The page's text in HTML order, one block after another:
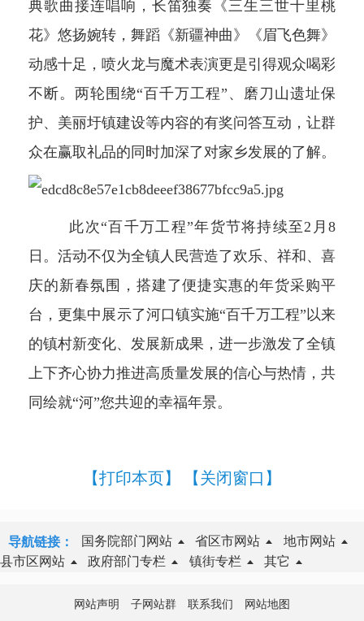
典歌曲接连唱响，长笛独奏《三生三世十里桃
花》悠扬婉转，舞蹈《新疆神曲》《眉飞色舞》
动感十足，喷火龙与魔术表演更是引得观众喝彩
不断。两轮围绕“百千万工程”、磨刀山遗址保
护、美丽圩镇建设等内容的有奖问答互动，让群
众在赢取礼品的同时加深了对家乡发展的了解。
此次“百千万工程”年货节将持续至2月8
日。活动不仅为全镇人民营造了欢乐、祥和、喜
庆的新春氛围，搭建了便捷实惠的年货采购平
台，更集中展示了河口镇实施“百千万工程”以来
的镇村新变化、发展新成果，进一步激发了全镇
上下齐心协力推进高质量发展的信心与热情，共
同绘就“河”您共迎的幸福年景。
【打印本页】 【关闭窗口】
导航链接： 国务院部门网站 省区市网站
地市网站
县市区网站
政府部门专栏 镇街专栏 其它
网站声明 子网站群 联系我们 网站地图